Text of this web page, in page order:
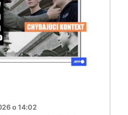
o 14:02